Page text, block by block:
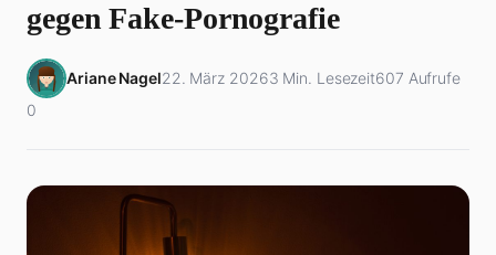
gegen Fake-Pornografie
Ariane Nagel22. März 20263 Min. Lesezeit607 Aufrufe
0